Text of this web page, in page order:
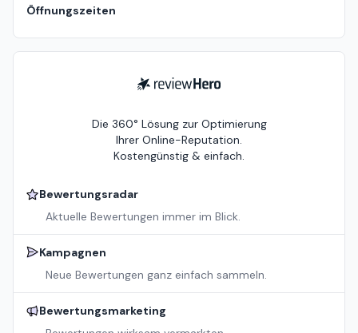
Öffnungszeiten
ReviewHero
Die 360° Lösung zur Optimierung
Ihrer Online-Reputation.
Kostengünstig & einfach.
Bewertungsradar
Aktuelle Bewertungen immer im Blick.
Kampagnen
Neue Bewertungen ganz einfach sammeln.
Bewertungsmarketing